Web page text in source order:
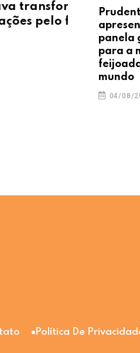
futuro
Nacional
setembro
29/07/2026
panela
para a
mundo
04/08/
Política De